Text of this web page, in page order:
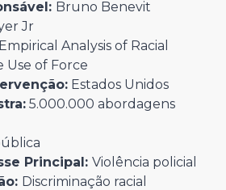
Bruno Benevit
Jr
Analysis of Racial
Use of Force
Estados Unidos
5.000.000 abordagens
Principal: Violência policial
Discriminação racial